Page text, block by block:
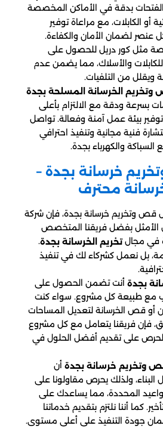
الفتحات بدقة في الأماكن المخصصة
أو الكابلات، مع مراعاة توفير
عنصر لضمان الأمان والكفاءة.
مثل كور دريل للحصول على
والأسلاك، مما يضمن عدم
ويقلل من التلفيات.
الخرسانة المسلحة بجدة
بسرعة ودقة مع الالتزام بأعلى
توفير بيئة عمل آمنة وفعالة. تواصل
فنية مجانية وتنفيذ احترافي
السباكة والكهرباء بجدة.
خرسانة بجدة –
محترف
قص وتخريم خرسانة بجدة، فإن شركة
الأمثل بفضل فريقنا المتخصص
في مجالتخريم الخرسانة بجدة.
بل نعمل كشركاء لك في تنفيذ
بجدة أنت تضمن الحصول على
مع طبيعة كل مشروع. سواء كنت
أو قص الخرسانة لتعديل المساحات
فإن فريقنا يتعامل مع كل مشروع
على تقديم أفضل الحلول في
وتخريم خرسانة بجدة أن
ولذلك يحرص مقاولونا على
المحددة، مما يساعدك على
كما أننا نلتزم بتقديم خدماتنا
جودة التنفيذ على أعلى مستوى.